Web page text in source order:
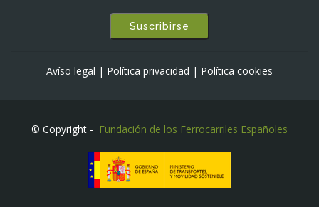
Suscribirse
Avíso legal | Política privacidad | Política cookies
© Copyright - Fundación de los Ferrocarriles Españoles